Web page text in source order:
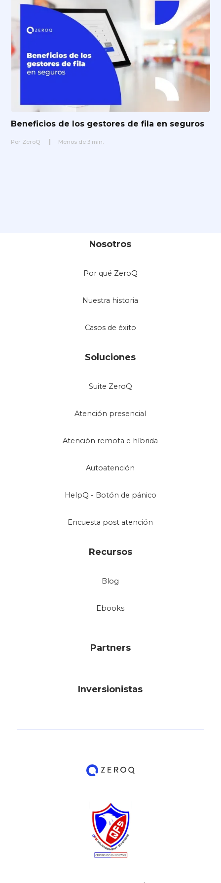
Beneficios de los gestores de fila en seguros
Por ZeroQ Menos de 3 min.
Nosotros
Por qué ZeroQ
Nuestra historia
Casos de éxito
Soluciones
Suite ZeroQ
Atención presencial
Atención remota e híbrida
Autoatención
HelpQ - Botón de pánico
Encuesta post atención
Recursos
Blog
Ebooks
Partners
Inversionistas